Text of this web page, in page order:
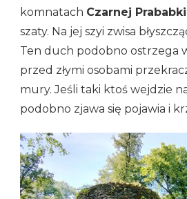
komnatach Czarnej Prababki
szaty. Na jej szyi zwisa
Ten duch podobno ostrzega
przed złymi osobami
mury. Jeśli taki ktoś wejdzie
podobno zjawa się pojawia i